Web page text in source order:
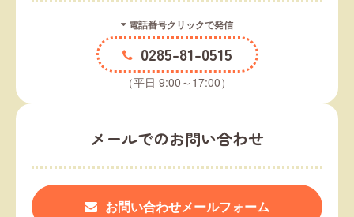
電話番号クリックで発信
0285-81-0515
（平日 9:00～17:00）
メールでのお問い合わせ
お問い合わせメールフォーム